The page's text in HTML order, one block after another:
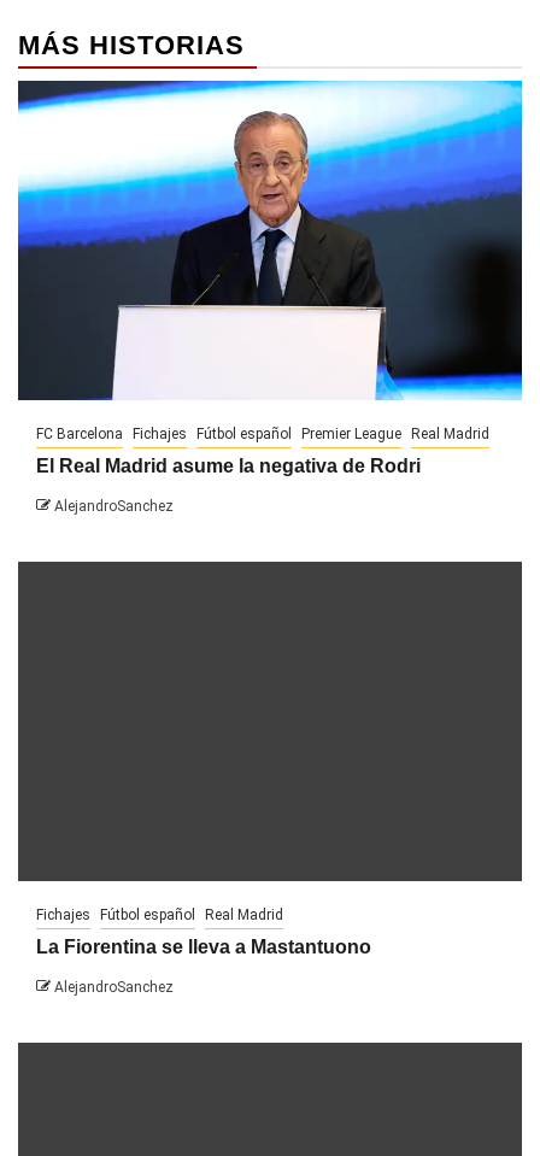
MÁS HISTORIAS
FC Barcelona Fichajes Fútbol español Premier League Real Madrid
El Real Madrid asume la negativa de Rodri
AlejandroSanchez
Fichajes Fútbol español Real Madrid
La Fiorentina se lleva a Mastantuono
AlejandroSanchez